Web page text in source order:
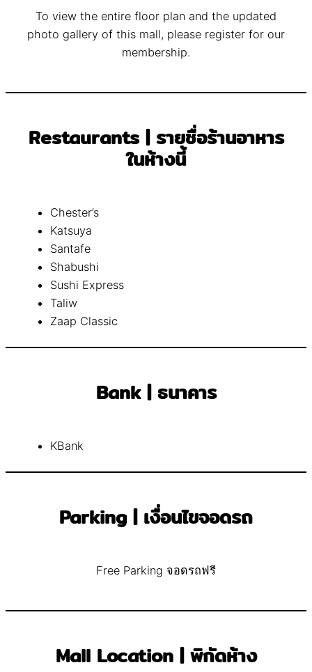
To view the entire floor plan and the updated
photo gallery of this mall, please register for our
membership.
Restaurants | รายชื่อร้านอาหาร
ในห้างนี้
Chester’s
Katsuya
Santafe
Shabushi
Sushi Express
Taliw
Zaap Classic
Bank | ธนาคาร
KBank
Parking | เงื่อนไขจอดรถ
Free Parking จอดรถฟรี
Mall Location | พิกัดห้าง